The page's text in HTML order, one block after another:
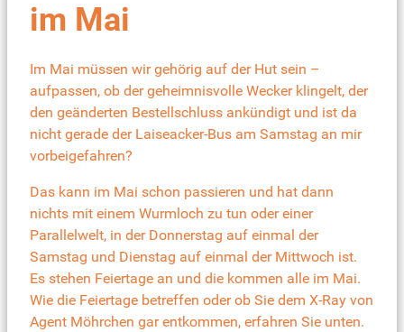
im Mai
Im Mai müssen wir gehörig auf der Hut sein –
aufpassen, ob der geheimnisvolle Wecker klingelt, der
den geänderten Bestellschluss ankündigt und ist da
nicht gerade der Laiseacker-Bus am Samstag an mir
vorbeigefahren?
Das kann im Mai schon passieren und hat dann
nichts mit einem Wurmloch zu tun oder einer
Parallelwelt, in der Donnerstag auf einmal der
Samstag und Dienstag auf einmal der Mittwoch ist.
Es stehen Feiertage an und die kommen alle im Mai.
Wie die Feiertage betreffen oder ob Sie dem X-Ray von
Agent Möhrchen gar entkommen, erfahren Sie unten.